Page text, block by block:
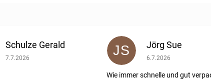
Schulze Gerald
Die Shop-Bewertung beträgt 5 von 5 Sternen.
7.7.2026 JS Jörg Sue
Die Shop-Bewertung
6.7.2026
Wie immer schnelle und gut